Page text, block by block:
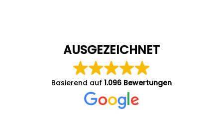
AUSGEZEICHNET
Basierend auf 1.096 Bewertungen